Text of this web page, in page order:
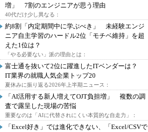
増」 7割のエンジニアが思う理由
40代だけ少し異なる：
約8割「内定期間中に学ぶべき」 未経験エンジ
ニア自主学習のハードル2位「モチベ維持」を超
えた1位は？
「やる必要ない」派の理由とは：
富士通を抜いて2位に躍進したITベンダーは？
IT業界の就職人気企業トップ20
夏休みに振り返る2026年上半期ニュース：
「AI活用する新人増えてOJT負担増」 複数の調
査で露呈した現場の苦悩
重要なのは「AIに代替されにくい本質的な自走力」：
「Excel好き」では進化できない、「Excel/CSVで